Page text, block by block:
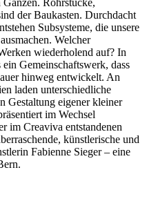
Rohrstücke,
der Baukasten. Durchdacht
Subsysteme, die unsere
Welcher
wiederholend auf? In
Gemeinschaftswerk, dass
hinweg entwickelt. An
laden unterschiedliche
Gestaltung eigener kleiner
im Wechsel
im Creaviva entstandenen
künstlerische und
Fabienne Sieger – eine